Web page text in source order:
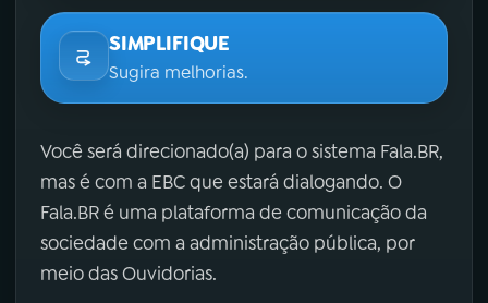
SIMPLIFIQUE
Sugira melhorias.
Você será direcionado(a) para o sistema Fala.BR,
mas é com a EBC que estará dialogando. O
Fala.BR é uma plataforma de comunicação da
sociedade com a administração pública, por
meio das Ouvidorias.